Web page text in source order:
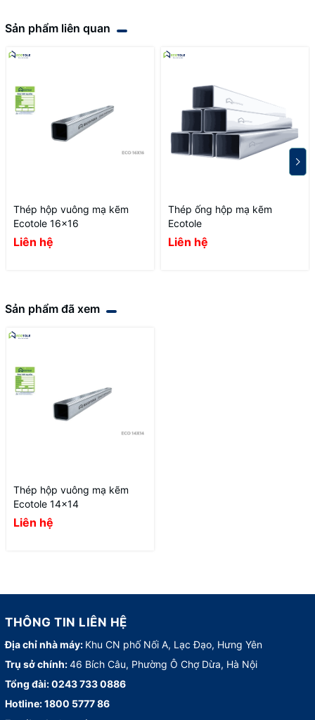
Sản phẩm liên quan
Thép hộp vuông mạ kẽm
Ecotole 16x16
Liên hệ
Thép ống hộp mạ kẽm
Ecotole
Liên hệ
Sản phẩm đã xem
Thép hộp vuông mạ kẽm
Ecotole 14x14
Liên hệ
THÔNG TIN LIÊN HỆ
Địa chỉ nhà máy: Khu CN phố Nối A, Lạc Đạo, Hưng Yên
Trụ sở chính:46 Bích Câu, Phường Ô Chợ Dừa, Hà Nội
Tổng đài:0243 733 0886
Hotline:1800 5777 86